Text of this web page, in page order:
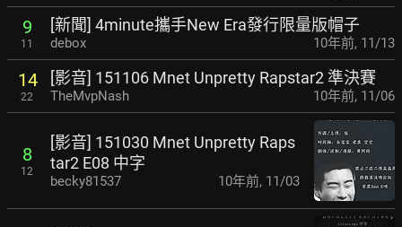
9
11
[新聞] 4minute攜手New Era發行限量版帽子
debox 10年前, 11/13
14
22
[影音] 151106 Mnet Unpretty Rapstar2 準決賽
TheMvpNash 10年前, 11/06
8
12
[影音] 151030 Mnet Unpretty Raps
tar2 E08 中字
becky81537 10年前, 11/03